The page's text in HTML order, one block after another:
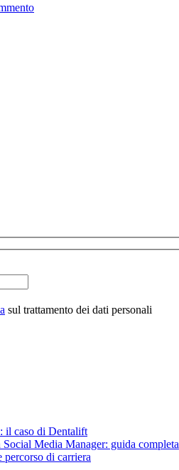
sul trattamento dei dati personali
il caso di Dentalift
Media Manager: guida completa
percorso di carriera